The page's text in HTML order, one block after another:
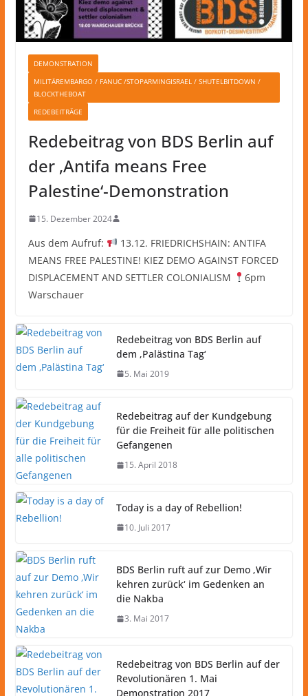
DEMONSTRATION
MILITÄREMBARGO / FANUC /STOPARMINGISRAEL / SHUTELBITDOWN /
BLOCKTHEBOAT
REDEBEITRÄGE
Redebeitrag von BDS Berlin auf
der ‚Antifa means Free
Palestine‘-Demonstration
15. Dezember 2024
Aus dem Aufruf:
13.12. FRIEDRICHSHAIN: ANTIFA
MEANS FREE PALESTINE! KIEZ DEMO AGAINST FORCED
DISPLACEMENT AND SETTLER COLONIALISM
6pm
Warschauer
Redebeitrag von BDS Berlin auf
dem ‚Palästina Tag‘
5. Mai 2019
Redebeitrag auf der Kundgebung
für die Freiheit für alle politischen
Gefangenen
15. April 2018
Today is a day of Rebellion!
10. Juli 2017
BDS Berlin ruft auf zur Demo ‚Wir
kehren zurück‘ im Gedenken an
die Nakba
3. Mai 2017
Redebeitrag von BDS Berlin auf der
Revolutionären 1. Mai
Demonstration 2017